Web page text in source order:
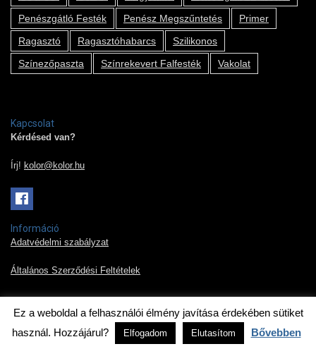
Penészgátló Festék
Penész Megszűntetés
Primer
Ragasztó
Ragasztóhabarcs
Szilikonos
Színezőpaszta
Színrekevert Falfesték Vakolat
Kapcsolat
Kérdésed van?
Írj! kolor@kolor.hu
Információ
Adatvédelmi szabályzat
Általános Szerződési Feltételek
2019 © Kolor Pont Kft.
Ez a weboldal a felhasználói élmény javítása érdekében sütiket
használ. Hozzájárul?
Elfogadom Elutasítom Bővebben